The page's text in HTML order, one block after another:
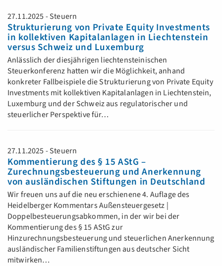
27.11.2025 - Steuern
Strukturierung von Private Equity Investments
in kollektiven Kapitalanlagen in Liechtenstein
versus Schweiz und Luxemburg
Anlässlich der diesjährigen liechtensteinischen
Steuerkonferenz hatten wir die Möglichkeit, anhand
konkreter Fallbeispiele die Strukturierung von Private Equity
Investments mit kollektiven Kapitalanlagen in Liechtenstein,
Luxemburg und der Schweiz aus regulatorischer und
steuerlicher Perspektive für…
27.11.2025 - Steuern
Kommentierung des § 15 AStG –
Zurechnungsbesteuerung und Anerkennung
von ausländischen Stiftungen in Deutschland
Wir freuen uns auf die neu erschienene 4. Auflage des
Heidelberger Kommentars Außensteuergesetz |
Doppelbesteuerungsabkommen, in der wir bei der
Kommentierung des § 15 AStG zur
Hinzurechnungsbesteuerung und steuerlichen Anerkennung
ausländischer Familienstiftungen aus deutscher Sicht
mitwirken…